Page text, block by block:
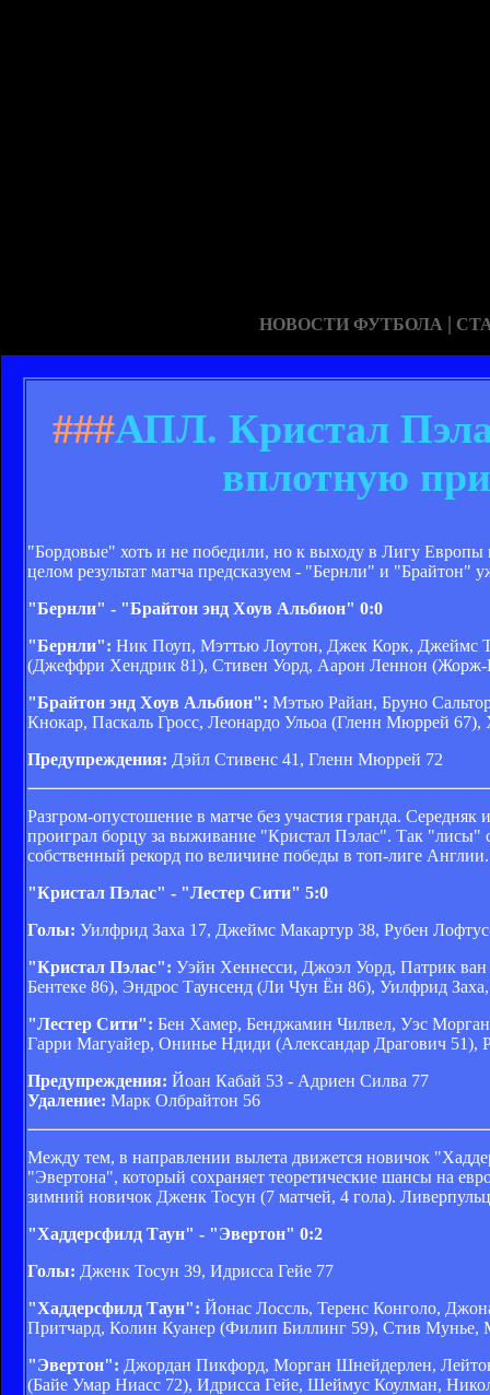
НОВОСТИ ФУТБОЛА |
###АПЛ. Кристал
вплотную
"Бордовые" хоть и не победили, но к выходу в Лигу Европы
целом результат матча предсказуем - "Бернли" и "Брайтон"
"Бернли" - "Брайтон энд Хоув Альбион" 0:0
"Бернли": Ник Поуп, Мэттью Лоутон, Джек Корк, Джеймс
(Джеффри Хендрик 81), Стивен Уорд, Аарон Леннон
"Брайтон энд Хоув Альбион": Мэтью Райан, Бруно
Кнокар, Паскаль Гросс, Леонардо Ульоа (Гленн Мюррей
Предупреждения: Дэйл Стивенс 41, Гленн Мюррей 72
Разгром-опустошение в матче без участия гранда.
проиграл борцу за выживание "Кристал Пэлас". Так
собственный рекорд по величине победы в топ-лиге Англии.
"Кристал Пэлас" - "Лестер Сити" 5:0
Голы: Уилфрид Заха 17, Джеймс Макартур 38, Рубен
"Кристал Пэлас": Уэйн Хеннесси, Джоэл Уорд, Патрик
Бентеке 86), Эндрос Таунсенд (Ли Чун Ён 86), Уилфрид
"Лестер Сити": Бен Хамер, Бенджамин Чилвел, Уэс
Гарри Магуайер, Онинье Ндиди (Александар Драгович
Предупреждения: Йоан Кабай 53 - Адриен Силва 77
Удаление: Марк Олбрайтон 56
Между тем, в направлении вылета движется новичок
"Эвертона", который сохраняет теоретические шансы на
зимний новичок Дженк Тосун (7 матчей, 4 гола).
"Хаддерсфилд Таун" - "Эвертон" 0:2
Голы: Дженк Тосун 39, Идрисса Гейе 77
"Хаддерсфилд Таун": Йонас Лоссль, Теренс Конголо,
Притчард, Колин Куанер (Филип Биллинг 59), Стив Мунье,
"Эвертон": Джордан Пикфорд, Морган Шнейдерлен,
(Байе Умар Ниасс 72), Идрисса Гейе, Шеймус Коулман,